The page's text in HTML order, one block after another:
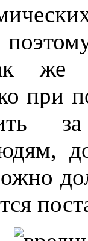
же
при